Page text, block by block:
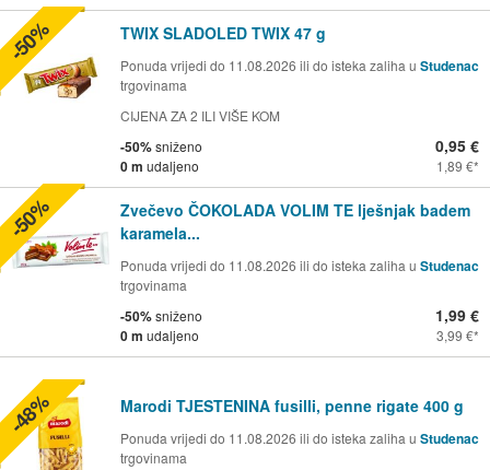
TWIX SLADOLED TWIX 47 g
Ponuda vrijedi do 11.08.2026 ili do isteka zaliha u Studenac
trgovinama
CIJENA ZA 2 ILI VIŠE KOM
-50%sniženo
0 m udaljeno
0,95 €
1,89 €
-50%
Zvečevo ČOKOLADA VOLIM TE lješnjak badem
karamela...
Ponuda vrijedi do 11.08.2026 ili do isteka zaliha u Studenac
trgovinama
-50%sniženo
0 m udaljeno
1,99 €
3,99 €
-50%
Marodi TJESTENINA fusilli, penne rigate 400 g
Ponuda vrijedi do 11.08.2026 ili do isteka zaliha u Studenac
trgovinama
-48%